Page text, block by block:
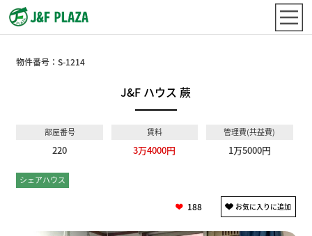
物件番号：S-1214
J&F ハウス 蕨
部屋番号
220
賃料
3万4000円
管理費(共益費)
1万5000円
シェアハウス
188